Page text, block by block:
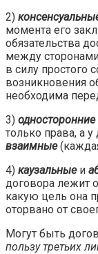
2)
момента его
обязательства
между
в силу простого
возникновения
необходима
3) односторонние
только права, а
взаимные
4) каузальные и
договора лежит
какую цель она
оторвано от
Могут быть
пользу третьих